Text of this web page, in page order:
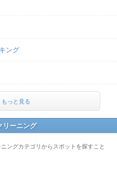
ング
っと見る
リーニング
ングカテゴリからスポットを探すこと